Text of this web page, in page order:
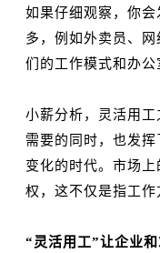
如果仔细观察，你
多，例如外卖员、
们的工作模式和办公
小薪分析，灵活用
需要的同时，也发
变化的时代。市场
权，这不仅是指工作
“灵活用工”让企业